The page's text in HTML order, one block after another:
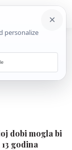
ZA TAG
dobi mogla bi
godina